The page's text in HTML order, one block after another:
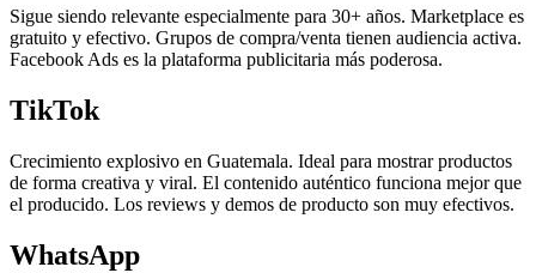
Sigue siendo relevante especialmente para 30+ años. Marketplace es
gratuito y efectivo. Grupos de compra/venta tienen audiencia activa.
Facebook Ads es la plataforma publicitaria más poderosa.
TikTok
Crecimiento explosivo en Guatemala. Ideal para mostrar productos
de forma creativa y viral. El contenido auténtico funciona mejor que
el producido. Los reviews y demos de producto son muy efectivos.
WhatsApp